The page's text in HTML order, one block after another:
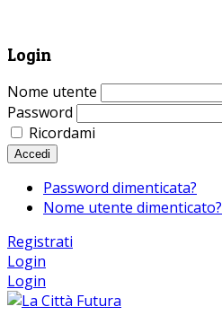
Login
Nome utente
Password
Ricordami
Accedi
Password dimenticata?
Nome utente dimenticato?
Registrati
Login
Login